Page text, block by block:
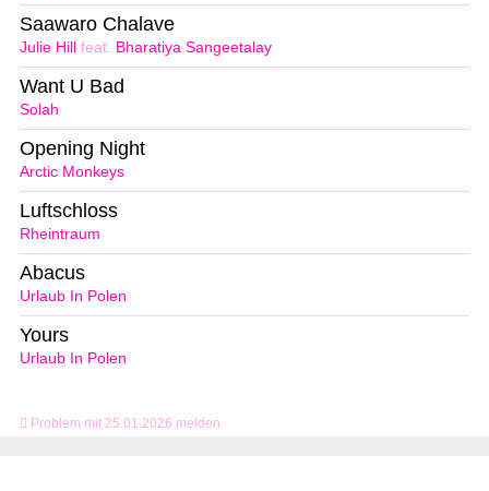
Problem mit 25.01.2026 melden
Julie Hill feat. Bharatiya Sangeetalay
Saawaro Chalave
Solah
Want U Bad
Arctic Monkeys
Opening Night
Rheintraum
Luftschloss
Urlaub In Polen
Abacus
Urlaub In Polen
Yours